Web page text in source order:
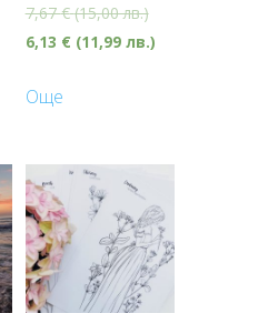
7,67€ (15,00 лв.)
6,13 € (11,99 лв.)
Още